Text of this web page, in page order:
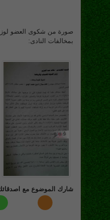
صورة من شكوى العضو
بمخالفات النادى:
شارك الموضوع مع